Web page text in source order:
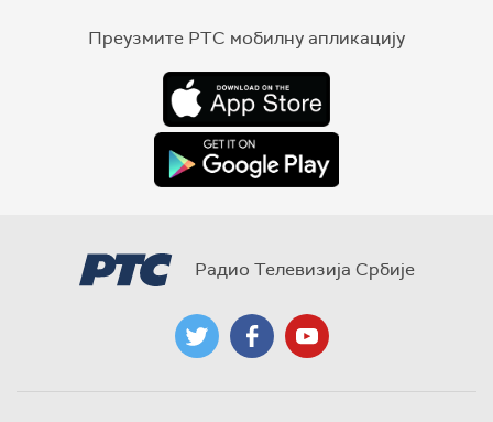
Преузмите РТС мобилну апликацију
Радио Телевизија Србије